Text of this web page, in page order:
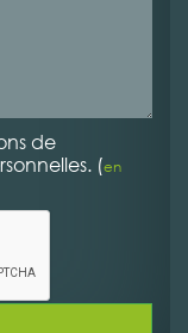
de
(en